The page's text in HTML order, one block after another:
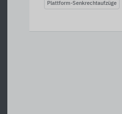
Plattform-Senkrechtaufzüge